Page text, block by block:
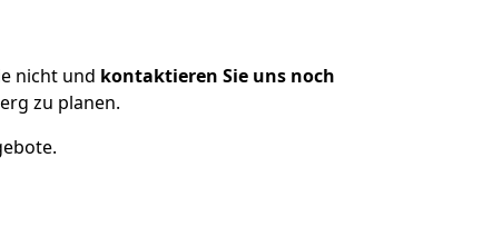
nicht und kontaktieren Sie uns noch
zu planen.